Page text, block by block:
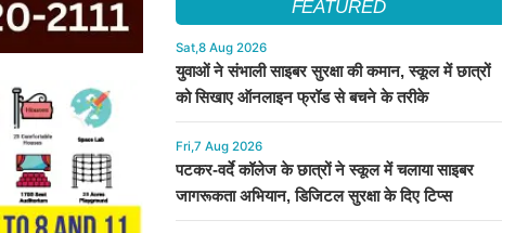
FEATURED
Sat,8 Aug 2026
युवाओं ने संभाली साइबर सुरक्षा की कमान, स्कूल में छात्रों
को सिखाए ऑनलाइन फ्रॉड से बचने के तरीके
Fri,7 Aug 2026
पटकर-वर्दे कॉलेज के छात्रों ने स्कूल में चलाया साइबर
जागरूकता अभियान, डिजिटल सुरक्षा के दिए टिप्स